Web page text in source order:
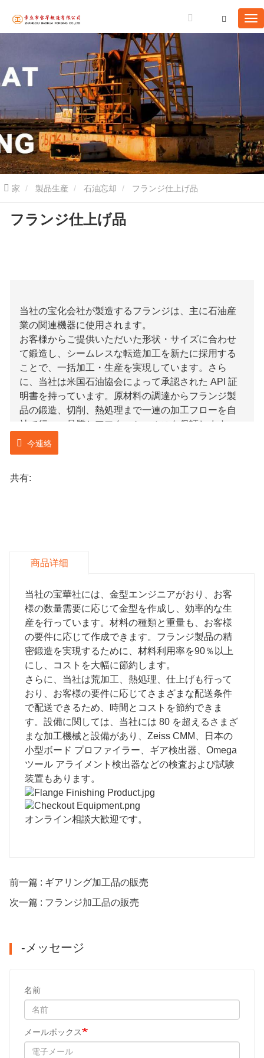
家 製品生産 石油忘却 フランジ仕上げ品
フランジ仕上げ品
当社の宝化会社が製造するフランジは、主に石油産
業の関連機器に使用されます。
お客様からご提供いただいた形状・サイズに合わせ
て鍛造し、シームレスな転造加工を新たに採用する
ことで、一括加工・生産を実現しています。さら
に、当社は米国石油協会によって承認された API 証
明書を持っています。原材料の調達からフランジ製
品の鍛造、切削、熱処理まで一連の加工フローを自
社で行い、品質とアフターセールスを保証します。
今連絡
共有:
商品详细
当社の宝華社には、金型エンジニアがおり、お客
様の数量需要に応じて金型を作成し、効率的な生
産を行っています。材料の種類と重量も、お客様
の要件に応じて作成できます。フランジ製品の精
密鍛造を実現するために、材料利用率を90％以上
にし、コストを大幅に節約します。
さらに、当社は荒加工、熱処理、仕上げも行って
おり、お客様の要件に応じてさまざまな配送条件
で配送できるため、時間とコストを節約できま
す。設備に関しては、当社には 80 を超えるさまざ
まな加工機械と設備があり、Zeiss CMM、日本の
小型ボード プロファイラー、ギア検出器、Omega
ツール アライメント検出器などの検査および試験
装置もあります。
オンライン相談大歓迎です。
前一篇 : ギアリング加工品の販売
次一篇 : フランジ加工品の販売
-メッセージ
名前
メールボックス